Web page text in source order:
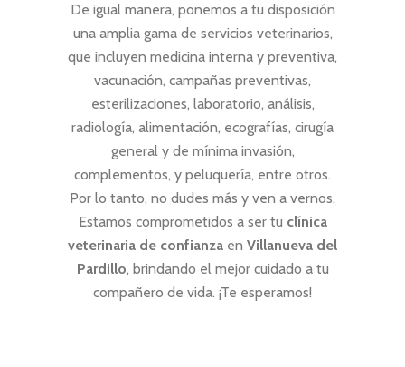
De igual manera, ponemos a tu disposición
una amplia gama de servicios veterinarios,
que incluyen medicina interna y preventiva,
vacunación, campañas preventivas,
esterilizaciones, laboratorio, análisis,
radiología, alimentación, ecografías, cirugía
general y de mínima invasión,
complementos, y peluquería, entre otros.
Por lo tanto, no dudes más y ven a vernos.
Estamos comprometidos a ser tu clínica
veterinaria de confianza en Villanueva del
Pardillo, brindando el mejor cuidado a tu
compañero de vida. ¡Te esperamos!